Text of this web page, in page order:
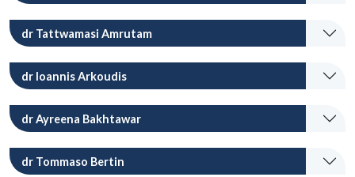
dr Tattwamasi Amrutam
dr Ioannis Arkoudis
dr Ayreena Bakhtawar
dr Tommaso Bertin